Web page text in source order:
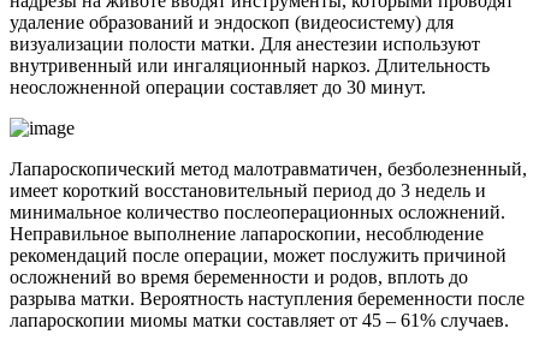
удаление образований и эндоскоп (видеосистему) для
визуализации полости матки. Для анестезии используют
внутривенный или ингаляционный наркоз. Длительность
неосложненной операции составляет до 30 минут.
Лапароскопический метод малотравматичен, безболезненный,
имеет короткий восстановительный период до 3 недель и
минимальное количество послеоперационных осложнений.
Неправильное выполнение лапароскопии, несоблюдение
рекомендаций после операции, может послужить причиной
осложнений во время беременности и родов, вплоть до
разрыва матки. Вероятность наступления беременности после
лапароскопии миомы матки составляет от 45 – 61% случаев.